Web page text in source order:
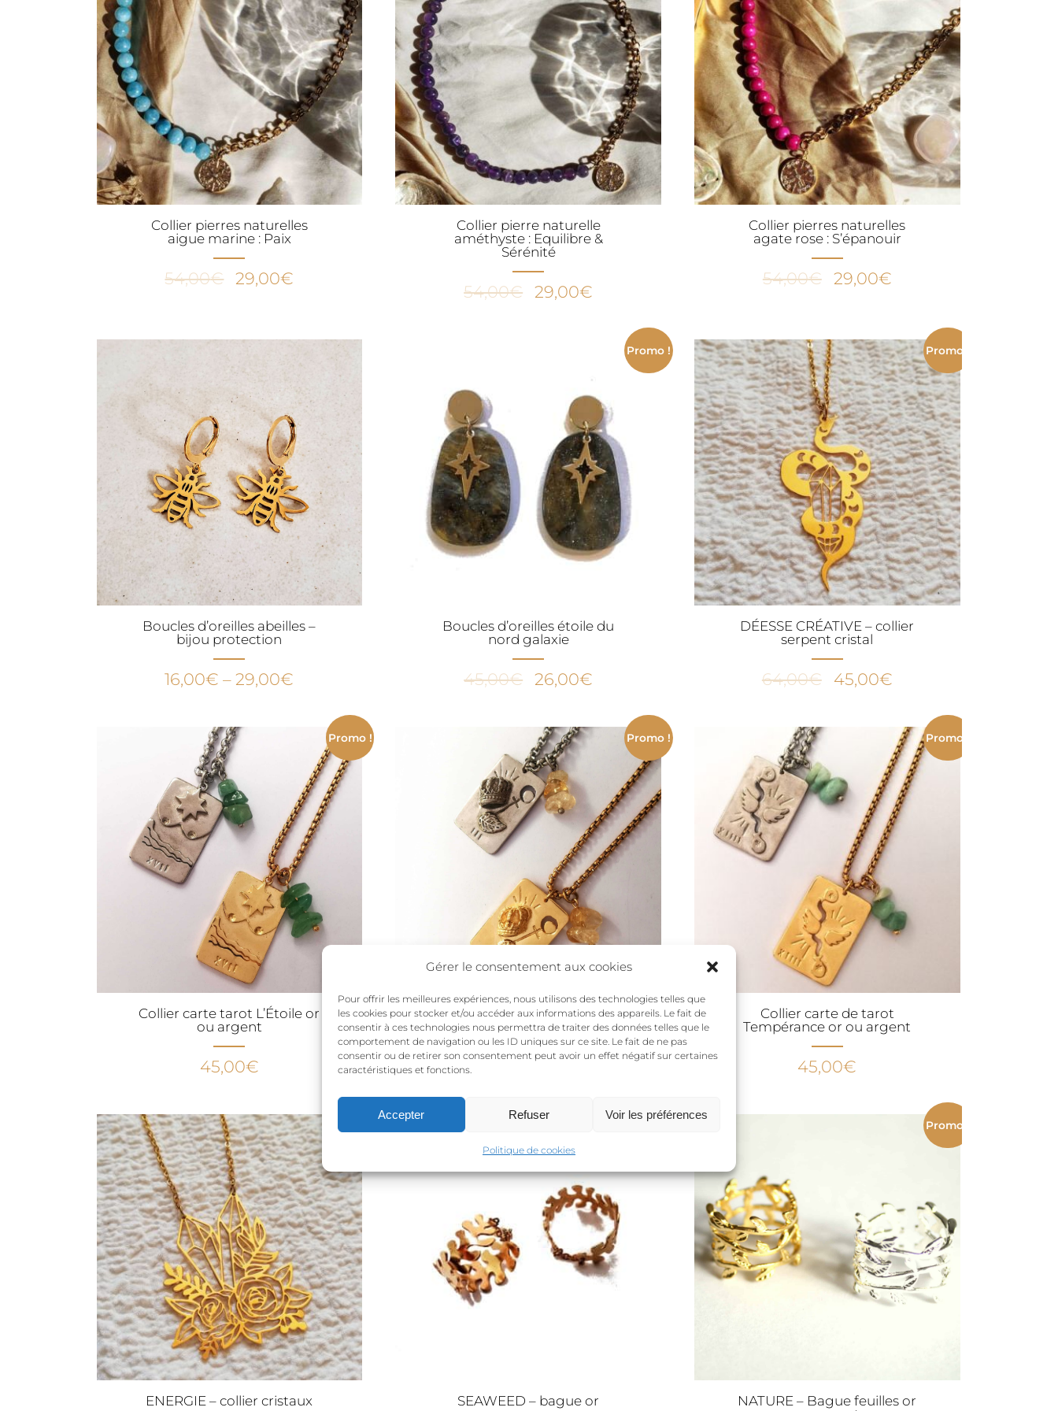
Gérer le consentement aux cookies
Pour offrir les meilleures expériences, nous utilisons des technologies telles que
les cookies pour stocker et/ou accéder aux informations des appareils. Le fait de
consentir à ces technologies nous permettra de traiter des données telles que le
comportement de navigation ou les ID uniques sur ce site. Le fait de ne pas
consentir ou de retirer son consentement peut avoir un effet négatif sur certaines
caractéristiques et fonctions.
Accepter Refuser Voir les préférences
Politique de cookies
Collier pierres naturelles
aigue marine : Paix
54,00€ Le
était :
29,00€
est :
29,00€.
Collier pierre naturelle
améthyste : Equilibre &
Sérénité
54,00€ Le
29,00€
actuel
29,00€.
Collier pierres naturelles
agate rose : S’épanouir
54,00€
Le
était :
54,00€.
29,00€Le
est :
29,00€.
Boucles d’oreilles abeilles –
bijou protection
16,00€ –29,00€
Promo !
Boucles d’oreilles étoile du
nord galaxie
45,00€ Le
était :
45,00€.
26,00€
actuel
26,00€.
Promo !
DÉESSE CRÉATIVE – collier
serpent cristal
64,00€
Le
64,00€.
45,00€Le
actuel
est :
45,00€.
Promo !
Collier carte tarot L’Étoile or
ou argent
45,00€
Promo !
Collier carte de tarot
L’impératrice or ou argent
45,00
Promo !
Collier carte de tarot
Tempérance or ou argent
45,00€
ENERGIE – collier cristaux
Promo !
SEAWEED – bague or
Promo !
NATURE – Bague feuilles or